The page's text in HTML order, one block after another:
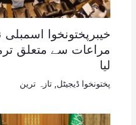
خیبرپختونخوا
مراعات سے متعلق
لیا
پختونخوا ڈیجیٹل تازہ ترین